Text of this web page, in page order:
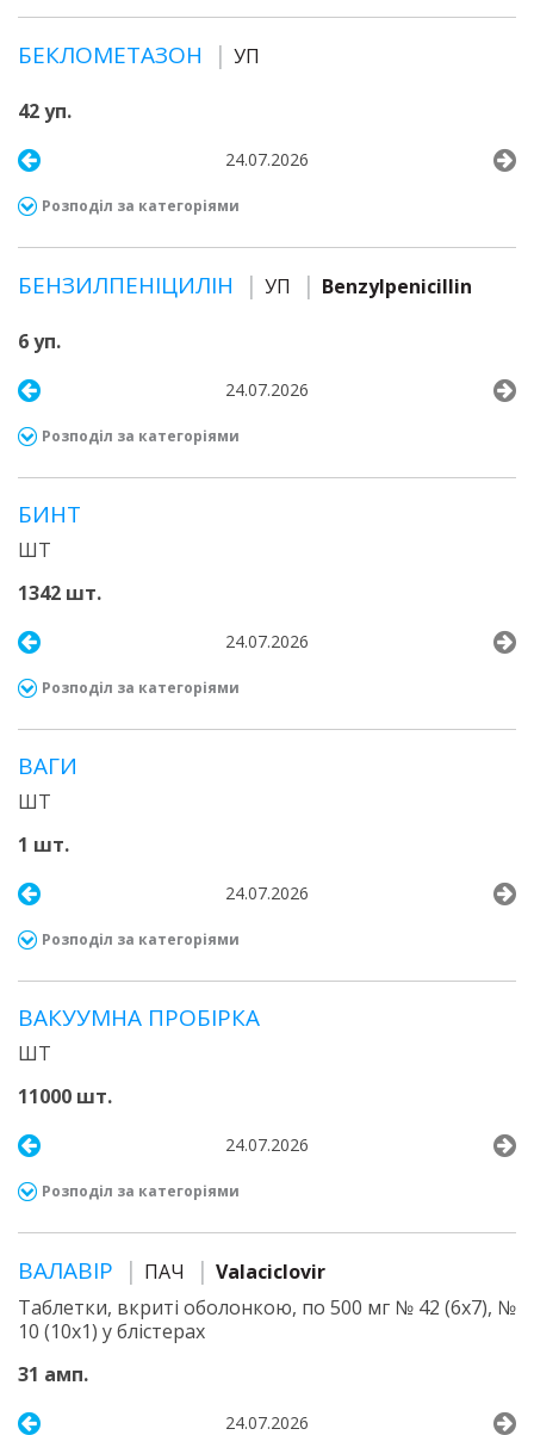
БЕКЛОМЕТАЗОН УП
42 уп.
24.07.2026
Розподіл за категоріями
БЕНЗИЛПЕНІЦИЛІН УП Benzylpenicillin
6 уп.
24.07.2026
Розподіл за категоріями
БИНТ
ШТ
1342 шт.
24.07.2026
Розподіл за категоріями
ВАГИ
ШТ
1 шт.
24.07.2026
Розподіл за категоріями
ВАКУУМНА ПРОБІРКА
ШТ
11000 шт.
24.07.2026
Розподіл за категоріями
ВАЛАВІР ПАЧ
Valaciclovir
Таблетки, вкриті оболонкою, по 500 мг № 42 (6х7), №
10 (10х1) у блістерах
31 амп.
24.07.2026